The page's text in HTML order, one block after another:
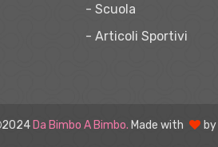
- Scuola
- Articoli Sportivi
2024 Da Bimbo A Bimbo. Made with by